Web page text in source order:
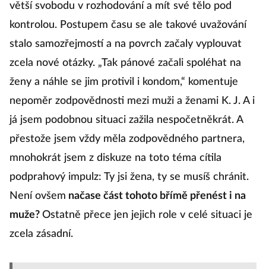
větší svobodu v rozhodování a mít své tělo pod
kontrolou. Postupem času se ale takové uvažování
stalo samozřejmostí a na povrch začaly vyplouvat
zcela nové otázky. „Tak pánové začali spoléhat na
ženy a náhle se jim protivil i kondom,“ komentuje
nepoměr zodpovědnosti mezi muži a ženami K. J. A i
já jsem podobnou situaci zažila nespočetněkrát. A
přestože jsem vždy měla zodpovědného partnera,
mnohokrát jsem z diskuze na toto téma cítila
podprahový impulz: Ty jsi žena, ty se musíš chránit.
Není ovšem načase část tohoto břímě přenést i na
muže? Ostatně přece jen jejich role v celé situaci je
zcela zásadní.